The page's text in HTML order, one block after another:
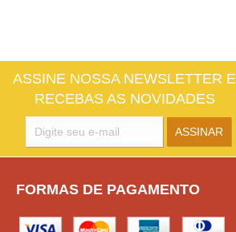
ASSINE NOSSA NEWSLETTER E
RECEBAS AS NOVIDADES
FORMAS DE PAGAMENTO